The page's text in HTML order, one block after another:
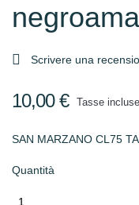
 Scrivere una
10,00 € Tasse incluse
SAN MARZANO CL75
Quantità